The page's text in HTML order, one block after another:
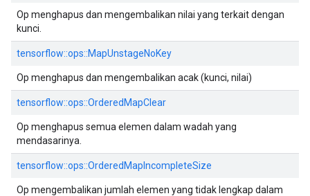
Op menghapus dan mengembalikan nilai yang terkait dengan
kunci.
tensorflow::ops::MapUnstageNoKey
Op menghapus dan mengembalikan acak (kunci, nilai)
tensorflow::ops::OrderedMapClear
Op menghapus semua elemen dalam wadah yang
mendasarinya.
tensorflow::ops::OrderedMapIncompleteSize
Op mengembalikan jumlah elemen yang tidak lengkap dalam